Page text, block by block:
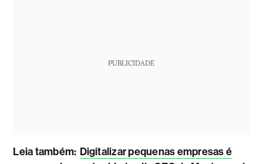
PUBLICIDADE
Leia também: Digitalizar pequenas empresas é